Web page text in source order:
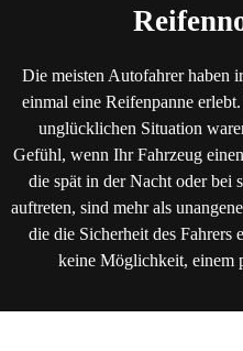
Die meisten Autofahrer haben
einmal eine Reifenpanne
unglücklichen Situation
Gefühl, wenn Ihr Fahrzeug
die spät in der Nacht oder bei
auftreten, sind mehr als
die die Sicherheit des Fahrers
keine Möglichkeit, einem